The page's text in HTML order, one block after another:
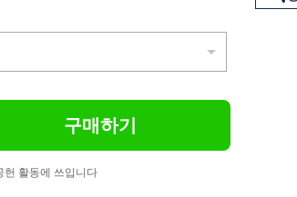
구매하기
헌 활동에 쓰입니다